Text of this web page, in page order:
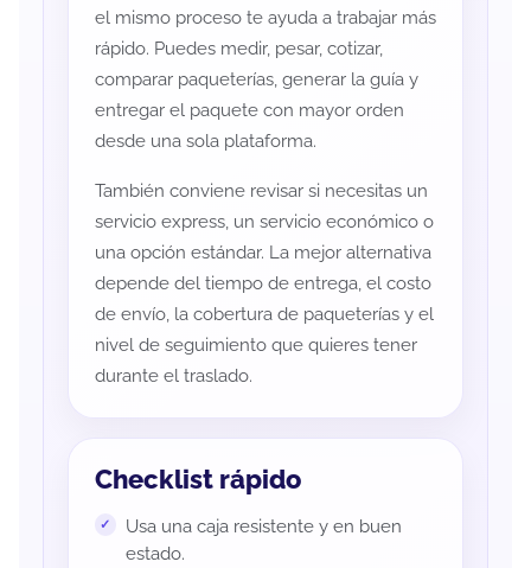
el mismo proceso te ayuda a trabajar más
rápido. Puedes medir, pesar, cotizar,
comparar paqueterías, generar la guía y
entregar el paquete con mayor orden
desde una sola plataforma.
También conviene revisar si necesitas un
servicio express, un servicio económico o
una opción estándar. La mejor alternativa
depende del tiempo de entrega, el costo
de envío, la cobertura de paqueterías y el
nivel de seguimiento que quieres tener
durante el traslado.
Checklist rápido
Usa una caja resistente y en buen
estado.